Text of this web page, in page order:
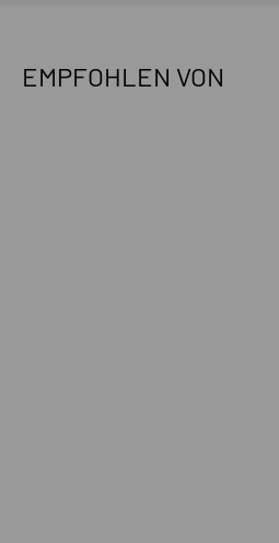
EMPFOHLEN VON